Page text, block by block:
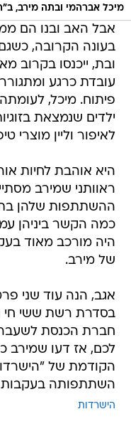
מיכל אברהמי ובתה מירב,
אבל האב ובנו הם
בעונה הקרובה,
עובדת כרגע
ילדים שנמצאת
לאיפור וליין מוצרי
היא אוהבת לחיות
ראוותני שמירב
ההשתתפות שלהן
כמה הקשר ביניהן
היה מורכב מאוד
של מירב.
אגב, הנה עוד שני
בסדרת רשת ששי חי
חברת הכנסת
לכם, אז דעו שמירב
הקודמת של
השתתפותה
הישרדות